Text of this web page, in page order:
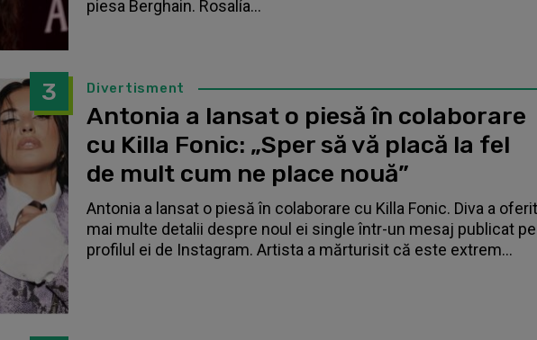
piesa Berghain. Rosalía...
3 Divertisment
Antonia a lansat o piesă în colaborare
cu Killa Fonic: „Sper să vă placă la fel
de mult cum ne place nouă”
Antonia a lansat o piesă în colaborare cu Killa Fonic. Diva a oferit
mai multe detalii despre noul ei single într-un mesaj publicat pe
profilul ei de Instagram. Artista a mărturisit că este extrem...